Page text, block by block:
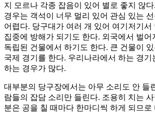
지 모르나 각종 잡음이 있어 별로 좋지 않
경우는 객석이 너무 멀리 있어 관심 있는 선
어렵다. 당구대가 여러 개 있어 여기저기서
집중에 방해가 되기도 한다. 외국에서 벌어
독립된 건물에서 하기도 한다. 큰 건물이
국제 경기를 한다. 우리나라에서 하는 경기
하는 경우가 많다.
대부분의 당구장에서는 아무 소리도 안 들
람들의 잡담 소리만 들린다. 조용히 치는
분은 공을 칠 때마다 한마디씩 하게 되므로